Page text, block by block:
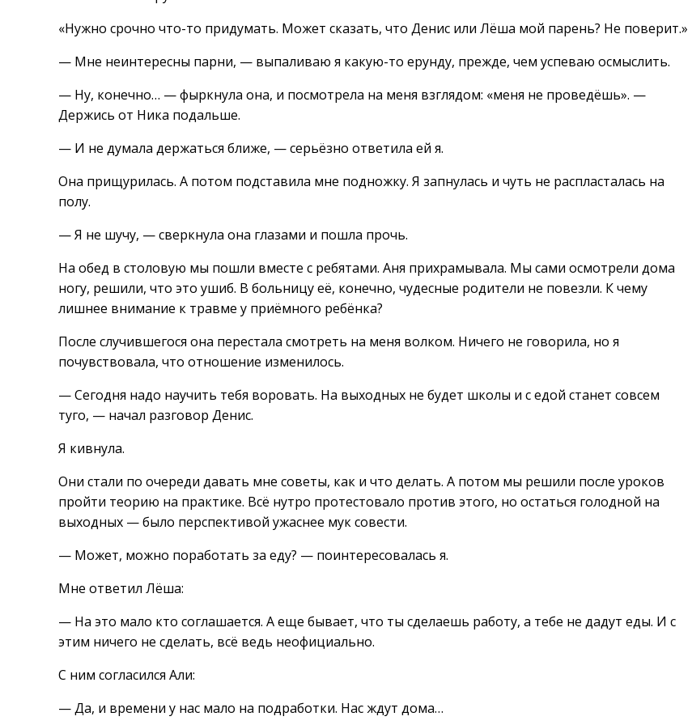
«Нужно срочно что-то придумать. Может сказать, что Денис или Лёша мой парень? Не поверит.»
— Мне неинтересны парни, — выпаливаю я какую-то ерунду, прежде, чем успеваю осмыслить.
— Ну, конечно… — фыркнула она, и посмотрела на меня взглядом: «меня не проведёшь». —
Держись от Ника подальше.
— И не думала держаться ближе, — серьёзно ответила ей я.
Она прищурилась. А потом подставила мне подножку. Я запнулась и чуть не распласталась на
полу.
— Я не шучу, — сверкнула она глазами и пошла прочь.
На обед в столовую мы пошли вместе с ребятами. Аня прихрамывала. Мы сами осмотрели дома
ногу, решили, что это ушиб. В больницу её, конечно, чудесные родители не повезли. К чему
лишнее внимание к травме у приёмного ребёнка?
После случившегося она перестала смотреть на меня волком. Ничего не говорила, но я
почувствовала, что отношение изменилось.
— Сегодня надо научить тебя воровать. На выходных не будет школы и с едой станет совсем
туго, — начал разговор Денис.
Я кивнула.
Они стали по очереди давать мне советы, как и что делать. А потом мы решили после уроков
пройти теорию на практике. Всё нутро протестовало против этого, но остаться голодной на
выходных — было перспективой ужаснее мук совести.
— Может, можно поработать за еду? — поинтересовалась я.
Мне ответил Лёша:
— На это мало кто соглашается. А еще бывает, что ты сделаешь работу, а тебе не дадут еды. И с
этим ничего не сделать, всё ведь неофициально.
С ним согласился Али:
— Да, и времени у нас мало на подработки. Нас ждут дома…